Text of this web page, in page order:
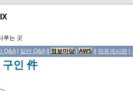
루는 곳
Q&A| 일반 Q&A|| 정보마당| AWS 자유게시판
인 件